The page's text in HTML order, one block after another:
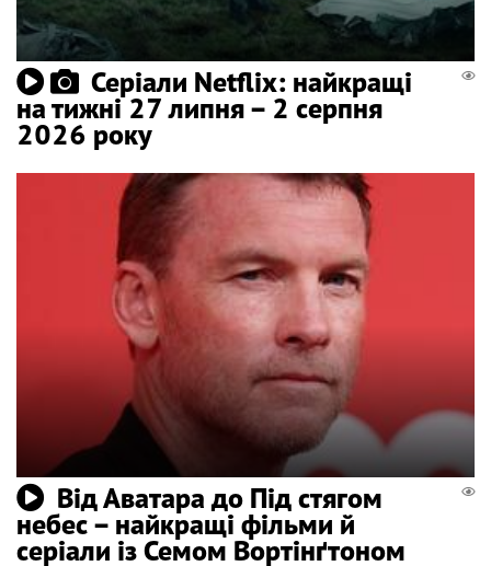
Серіали Netflix: найкращі
на тижні 27 липня – 2 серпня
2026 року
Від Аватара до Під стягом
небес – найкращі фільми й
серіали із Семом Вортінґтоном